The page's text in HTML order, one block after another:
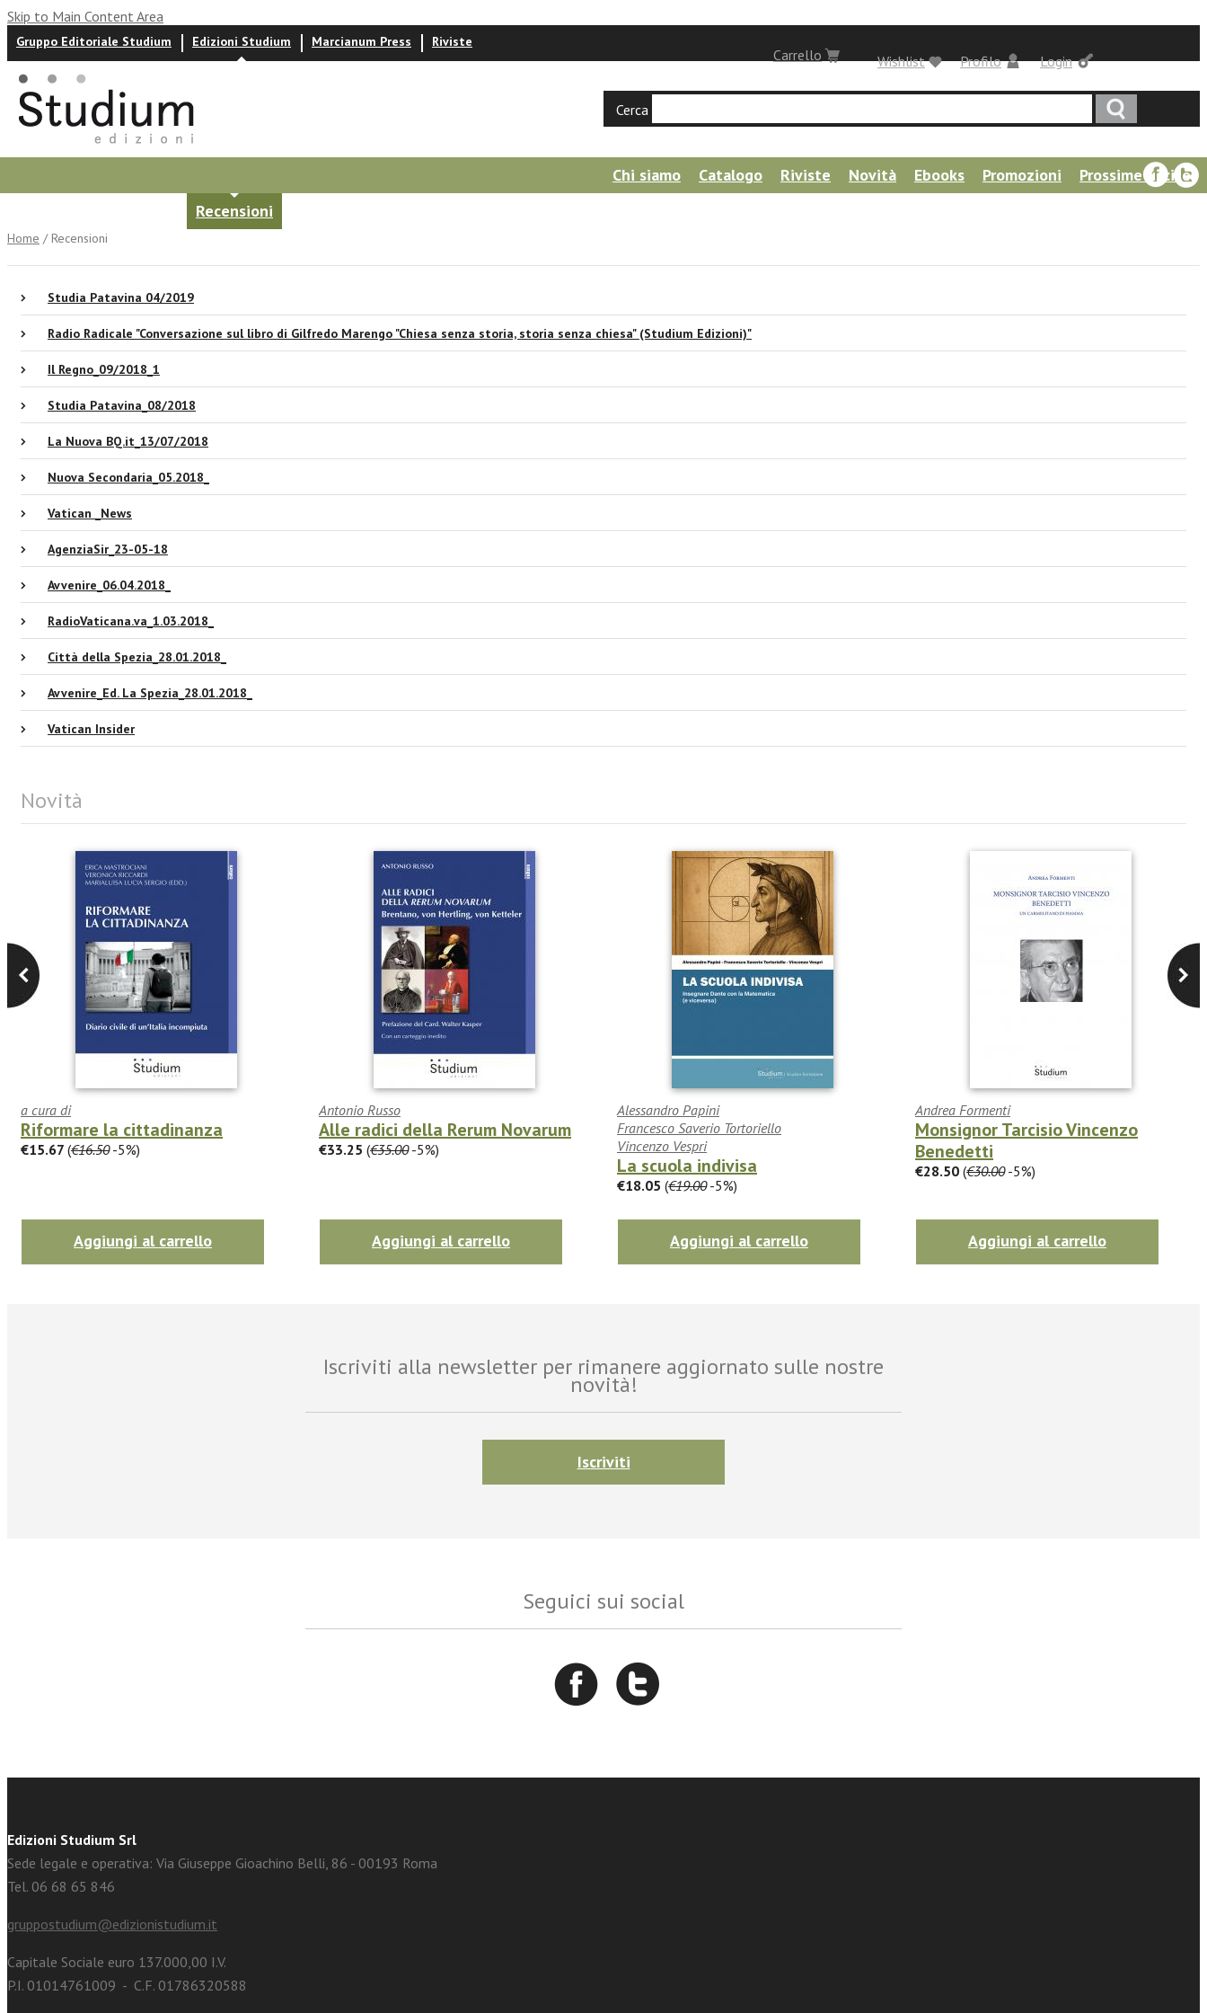
Skip to Main Content Area
Login
Carrello
Gruppo Editoriale Studium Edizioni Studium Marcianum Press Riviste
Profilo
Wishlist
Cerca
Chi siamo Catalogo Riviste Novità Ebooks Promozioni
Prossime uscite
Recensioni
Home / Recensioni
Studia Patavina 04/2019
Radio Radicale "Conversazione sul libro di Gilfredo Marengo "Chiesa senza storia, storia senza chiesa" (Studium Edizioni)"
Il Regno_09/2018_1
Studia Patavina_08/2018
La Nuova BQ.it_13/07/2018
Nuova Secondaria_05.2018_
Vatican _News
AgenziaSir_23-05-18
Avvenire_06.04.2018_
RadioVaticana.va_1.03.2018_
Città della Spezia_28.01.2018_
Avvenire_Ed. La Spezia_28.01.2018_
Vatican Insider
Novità
a cura di
Riformare la cittadinanza
€15.67 (€16.50-5%)
Aggiungi al carrello
Antonio Russo
Alle radici della Rerum Novarum
€33.25 (€35.00-5%)
Aggiungi al carrello
Alessandro Papini
Francesco Saverio Tortoriello
Vincenzo Vespri
La scuola indivisa
€18.05 (€19.00-5%)
Aggiungi al carrello
Andrea Formenti
Monsignor Tarcisio Vincenzo
Benedetti
€28.50 (€30.00-5%)
Aggiungi al carrello
Iscriviti alla newsletter per rimanere aggiornato sulle nostre
novità!
Iscriviti
Seguici sui social
Edizioni Studium Srl
Sede legale e operativa: Via Giuseppe Gioachino Belli, 86 - 00193 Roma
Tel. 06 68 65 846
gruppostudium@edizionistudium.it
Capitale Sociale euro 137.000,00 I.V.
P.I. 01014761009 - C.F. 01786320588